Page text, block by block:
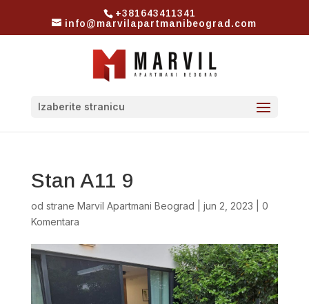
+381643411341
info@marvilapartmanibeograd.com
Izaberite stranicu
Stan A11 9
od strane Marvil Apartmani Beograd jun 2, 2023
0
Komentara